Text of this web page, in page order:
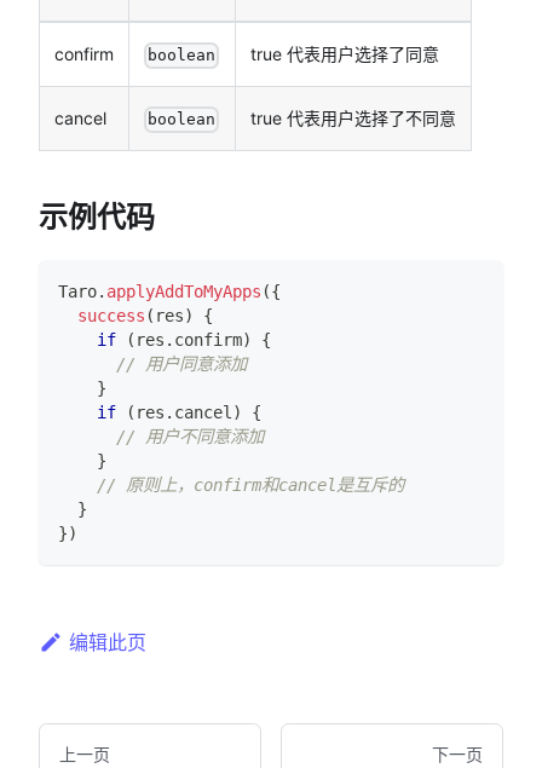
confirm boolean true 代表用户选择了同意
cancel boolean true 代表用户选择了不同意
示例代码
Taro. applyAddToMyApps ({
success ( res)
{
if
( res . confirm)
{
// 用户同意添加
}
if
( res . cancel )
{
// 用户不同意添加
}
// 原则上，confirm和cancel是互斥的
}
})
编辑此页
上一页 下一页